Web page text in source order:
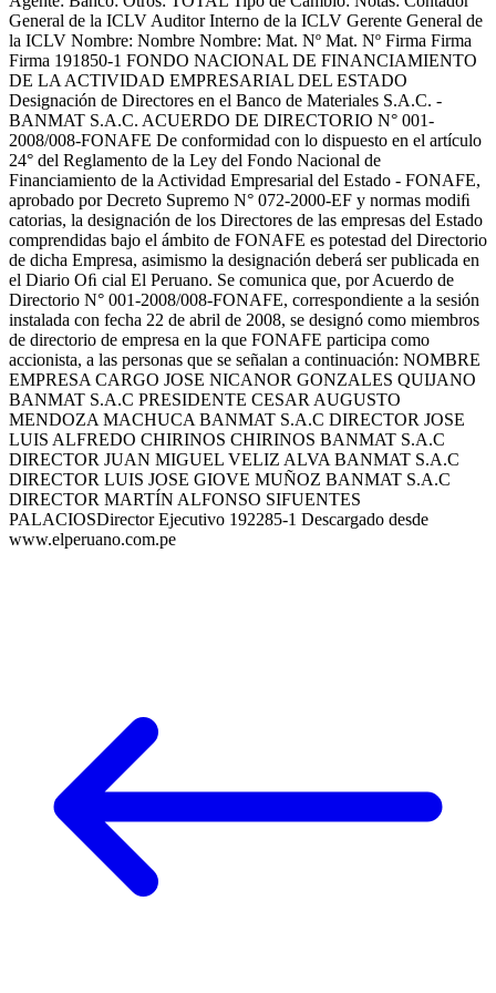
General de la ICLV Auditor Interno de la ICLV Gerente General de
la ICLV Nombre: Nombre Nombre: Mat. Nº Mat. Nº Firma Firma
Firma 191850-1 FONDO NACIONAL DE FINANCIAMIENTO
DE LA ACTIVIDAD EMPRESARIAL DEL ESTADO
Designación de Directores en el Banco de Materiales S.A.C. -
BANMAT S.A.C. ACUERDO DE DIRECTORIO N° 001-
2008/008-FONAFE De conformidad con lo dispuesto en el artículo
24° del Reglamento de la Ley del Fondo Nacional de
Financiamiento de la Actividad Empresarial del Estado - FONAFE,
aprobado por Decreto Supremo N° 072-2000-EF y normas modiﬁ
catorias, la designación de los Directores de las empresas del Estado
comprendidas bajo el ámbito de FONAFE es potestad del Directorio
de dicha Empresa, asimismo la designación deberá ser publicada en
el Diario Oﬁ cial El Peruano. Se comunica que, por Acuerdo de
Directorio N° 001-2008/008-FONAFE, correspondiente a la sesión
instalada con fecha 22 de abril de 2008, se designó como miembros
de directorio de empresa en la que FONAFE participa como
accionista, a las personas que se señalan a continuación: NOMBRE
EMPRESA CARGO JOSE NICANOR GONZALES QUIJANO
BANMAT S.A.C PRESIDENTE CESAR AUGUSTO
MENDOZA MACHUCA BANMAT S.A.C DIRECTOR JOSE
LUIS ALFREDO CHIRINOS CHIRINOS BANMAT S.A.C
DIRECTOR JUAN MIGUEL VELIZ ALVA BANMAT S.A.C
DIRECTOR LUIS JOSE GIOVE MUÑOZ BANMAT S.A.C
DIRECTOR MARTÍN ALFONSO SIFUENTES
PALACIOSDirector Ejecutivo 192285-1 Descargado desde
www.elperuano.com.pe